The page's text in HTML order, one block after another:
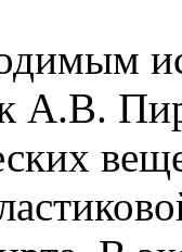
А.В.